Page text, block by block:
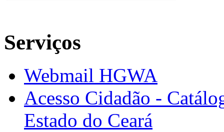
Serviços
Webmail HGWA
Acesso Cidadão -
Estado do Ceará